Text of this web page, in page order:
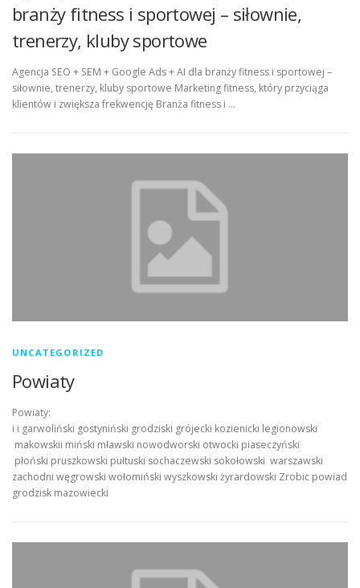
branży fitness i sportowej – siłownie,
trenerzy, kluby sportowe
Agencja SEO + SEM + Google Ads + AI dla branży fitness i sportowej –
siłownie, trenerzy, kluby sportowe Marketing fitness, który przyciąga
klientów i zwiększa frekwencję Branża fitness i …
UNCATEGORIZED
Powiaty
Powiaty:
i i garwoliński gostyniński grodziski grójecki kozienicki legionowski
makowskii miński mławski nowodworski otwocki piaseczyński
płoński pruszkowski pułtuski sochaczewski sokołowski warszawski
zachodni węgrowski wołomiński wyszkowski żyrardowski Zrobic powiad
grodzisk mazowiecki